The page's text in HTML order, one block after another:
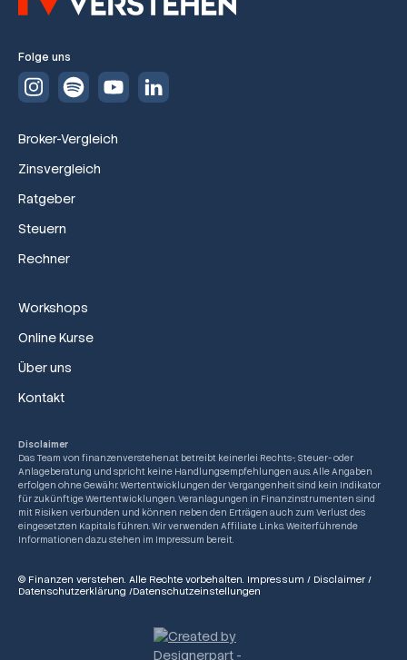
Folge uns
Broker-Vergleich
Zinsvergleich
Ratgeber
Steuern
Rechner
Workshops
Online Kurse
Über uns
Kontakt
Disclaimer
Das Team von finanzenverstehen.at betreibt keinerlei Rechts-, Steuer- oder
Anlageberatung und spricht keine Handlungsempfehlungen aus. Alle Angaben
erfolgen ohne Gewähr. Wertentwicklungen der Vergangenheit sind kein Indikator
für zukünftige Wertentwicklungen. Veranlagungen in Finanzinstrumenten sind
mit Risiken verbunden und können neben den Erträgen auch zum Verlust des
eingesetzten Kapitals führen. Wir verwenden Affiliate Links. Weiterführende
Informationen dazu stehen im Impressum bereit.
© Finanzen verstehen. Alle Rechte vorbehalten. Impressum / Disclaimer /
Datenschutzerklärung /Datenschutzeinstellungen